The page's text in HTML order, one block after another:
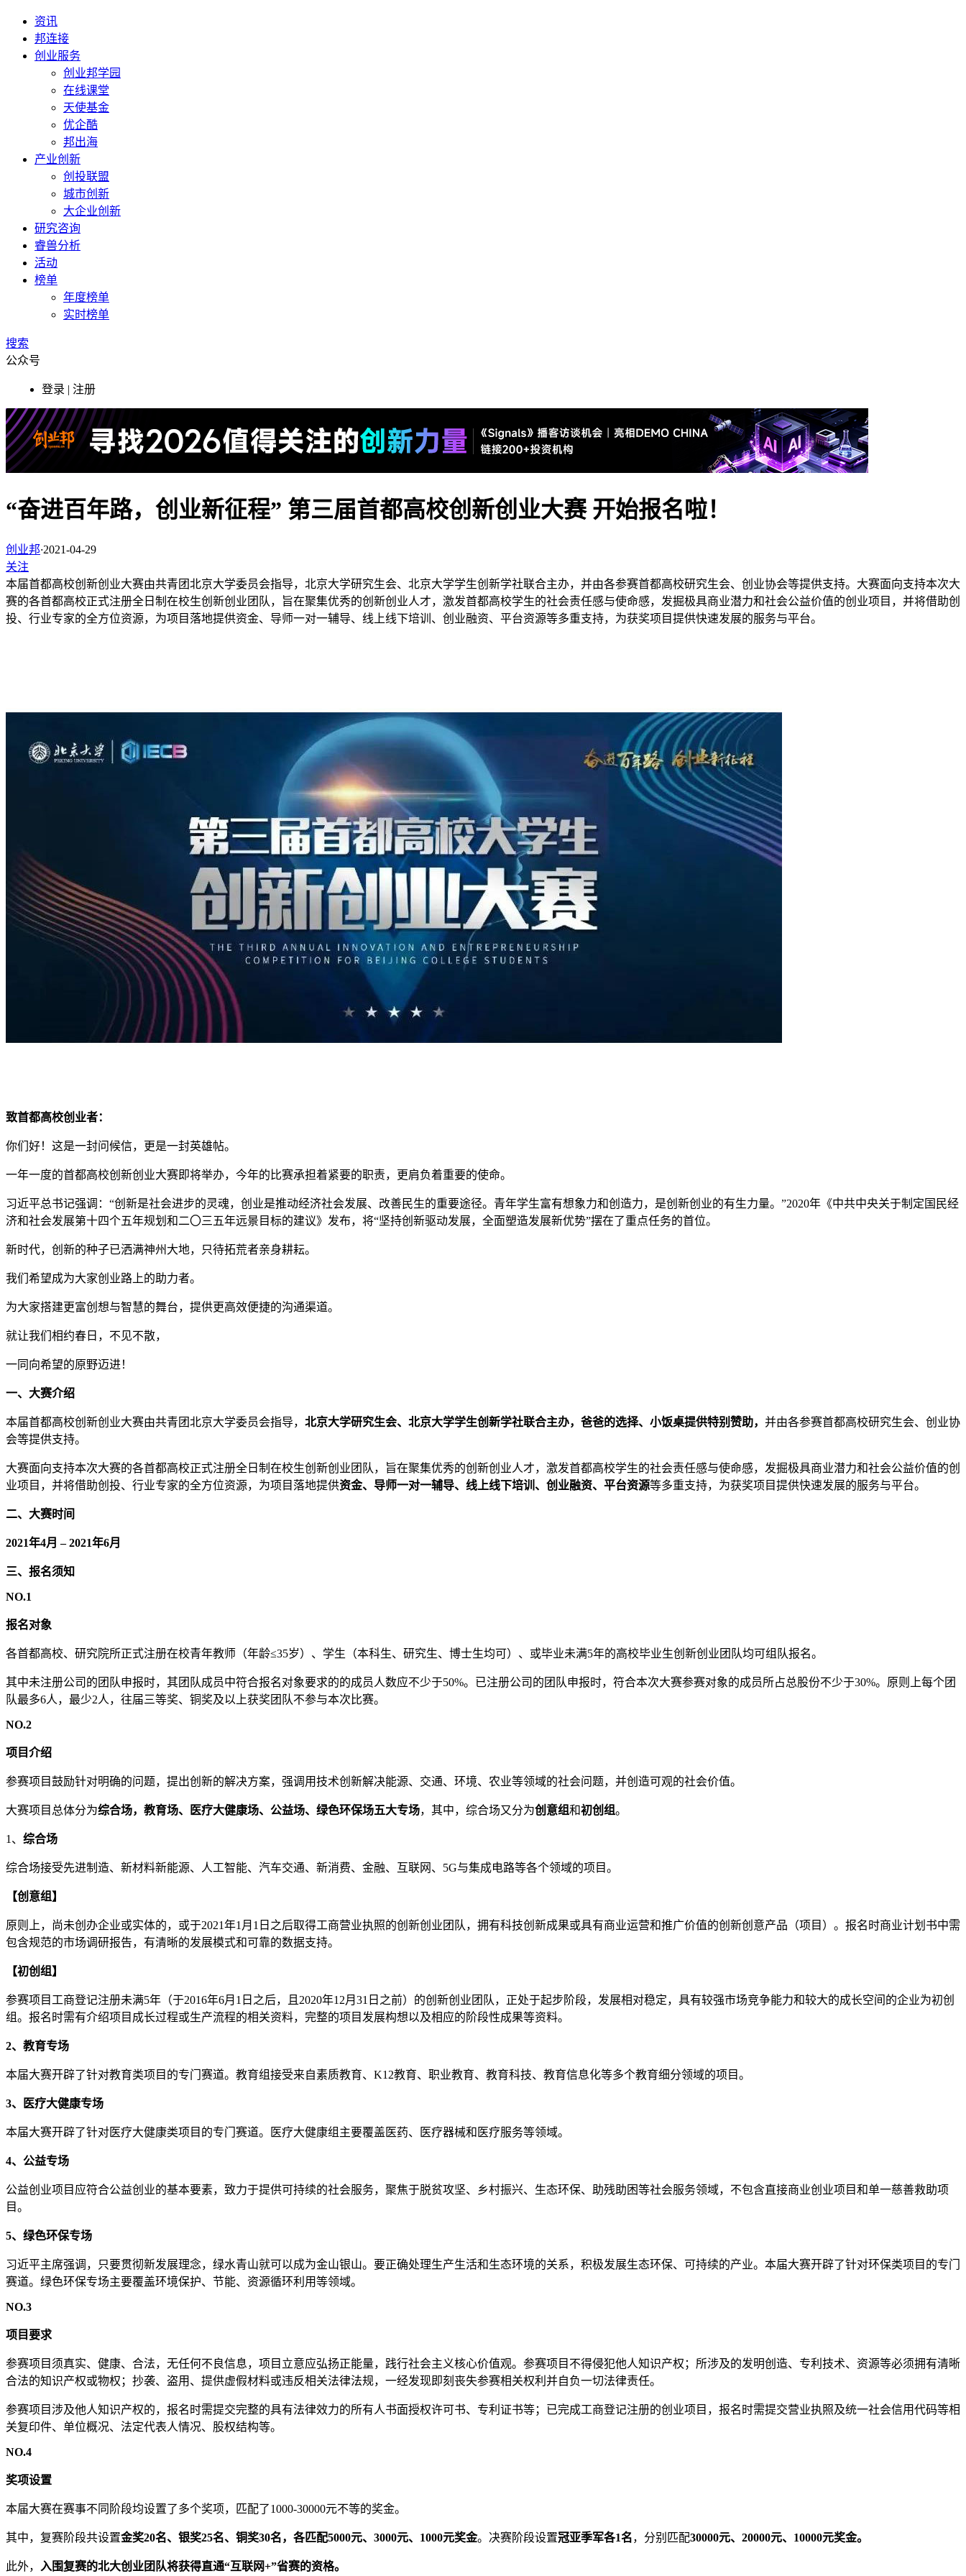
资讯
邦连接
创业服务
创业邦学园
在线课堂
天使基金
优企酷
邦出海
产业创新
创投联盟
城市创新
大企业创新
研究咨询
睿兽分析
活动
榜单
年度榜单
实时榜单
搜索
公众号
登录 | 注册
“奋进百年路，创业新征程” 第三届首都高校创新创业大赛 开始报名啦！
创业邦·2021-04-29
关注
本届首都高校创新创业大赛由共青团北京大学委员会指导，北京大学研究生会、北京大学学生创新学社联合主办，并由各参赛首都高校研究生会、创业协会等提供支持。大赛面向支持本次大
赛的各首都高校正式注册全日制在校生创新创业团队，旨在聚集优秀的创新创业人才，激发首都高校学生的社会责任感与使命感，发掘极具商业潜力和社会公益价值的创业项目，并将借助创
投、行业专家的全方位资源，为项目落地提供资金、导师一对一辅导、线上线下培训、创业融资、平台资源等多重支持，为获奖项目提供快速发展的服务与平台。
致首都高校创业者：
你们好！这是一封问候信，更是一封英雄帖。
一年一度的首都高校创新创业大赛即将举办，今年的比赛承担着紧要的职责，更肩负着重要的使命。
习近平总书记强调：“创新是社会进步的灵魂，创业是推动经济社会发展、改善民生的重要途径。青年学生富有想象力和创造力，是创新创业的有生力量。”2020年《中共中央关于制定国民经
济和社会发展第十四个五年规划和二〇三五年远景目标的建议》发布，将“坚持创新驱动发展，全面塑造发展新优势”摆在了重点任务的首位。
新时代，创新的种子已洒满神州大地，只待拓荒者亲身耕耘。
我们希望成为大家创业路上的助力者。
为大家搭建更富创想与智慧的舞台，提供更高效便捷的沟通渠道。
就让我们相约春日，不见不散，
一同向希望的原野迈进！
一、大赛介绍
本届首都高校创新创业大赛由共青团北京大学委员会指导， 北京大学研究生会、北京大学学生创新学社联合主办，爸爸的选择、小饭桌提供特别赞助， 并由各参赛首都高校研究生会、创业协
会等提供支持。
大赛面向支持本次大赛的各首都高校正式注册全日制在校生创新创业团队，旨在聚集优秀的创新创业人才，激发首都高校学生的社会责任感与使命感，发掘极具商业潜力和社会公益价值的创
业项目，并将借助创投、行业专家的全方位资源，为项目落地提供资金、导师一对一辅导、线上线下培训、创业融资、平台资源等多重支持，为获奖项目提供快速发展的服务与平台。
二、大赛时间
2021年4月 – 2021年6月
三、报名须知
NO.1
报名对象
各首都高校、研究院所正式注册在校青年教师（年龄≤35岁）、学生（本科生、研究生、博士生均可）、或毕业未满5年的高校毕业生创新创业团队均可组队报名。
其中未注册公司的团队申报时，其团队成员中符合报名对象要求的的成员人数应不少于50%。已注册公司的团队申报时，符合本次大赛参赛对象的成员所占总股份不少于30%。原则上每个团
队最多6人，最少2人，往届三等奖、铜奖及以上获奖团队不参与本次比赛。
NO.2
项目介绍
参赛项目鼓励针对明确的问题，提出创新的解决方案，强调用技术创新解决能源、交通、环境、农业等领域的社会问题，并创造可观的社会价值。
大赛项目总体分为综合场，教育场、医疗大健康场、公益场、绿色环保场五大专场，其中，综合场又分为创意组和初创组。
1、 综合场
综合场接受先进制造、新材料新能源、人工智能、汽车交通、新消费、金融、互联网、5G与集成电路等各个领域的项目。
【创意组】
原则上，尚未创办企业或实体的，或于2021年1月1日之后取得工商营业执照的创新创业团队，拥有科技创新成果或具有商业运营和推广价值的创新创意产品（项目）。报名时商业计划书中需
包含规范的市场调研报告，有清晰的发展模式和可靠的数据支持。
【初创组】
参赛项目工商登记注册未满5年（于2016年6月1日之后，且2020年12月31日之前）的创新创业团队，正处于起步阶段，发展相对稳定，具有较强市场竞争能力和较大的成长空间的企业为初创
组。报名时需有介绍项目成长过程或生产流程的相关资料，完整的项目发展构想以及相应的阶段性成果等资料。
2、教育专场
本届大赛开辟了针对教育类项目的专门赛道。教育组接受来自素质教育、K12教育、职业教育、教育科技、教育信息化等多个教育细分领域的项目。
3、医疗大健康专场
本届大赛开辟了针对医疗大健康类项目的专门赛道。医疗大健康组主要覆盖医药、医疗器械和医疗服务等领域。
4、公益专场
公益创业项目应符合公益创业的基本要素，致力于提供可持续的社会服务，聚焦于脱贫攻坚、乡村振兴、生态环保、助残助困等社会服务领域，不包含直接商业创业项目和单一慈善救助项
目。
5、绿色环保专场
习近平主席强调，只要贯彻新发展理念，绿水青山就可以成为金山银山。要正确处理生产生活和生态环境的关系，积极发展生态环保、可持续的产业。本届大赛开辟了针对环保类项目的专门
赛道。绿色环保专场主要覆盖环境保护、节能、资源循环利用等领域。
NO.3
项目要求
参赛项目须真实、健康、合法，无任何不良信息，项目立意应弘扬正能量，践行社会主义核心价值观。参赛项目不得侵犯他人知识产权；所涉及的发明创造、专利技术、资源等必须拥有清晰
合法的知识产权或物权；抄袭、盗用、提供虚假材料或违反相关法律法规，一经发现即刻丧失参赛相关权利并自负一切法律责任。
参赛项目涉及他人知识产权的，报名时需提交完整的具有法律效力的所有人书面授权许可书、专利证书等；已完成工商登记注册的创业项目，报名时需提交营业执照及统一社会信用代码等相
关复印件、单位概况、法定代表人情况、股权结构等。
NO.4
奖项设置
本届大赛在赛事不同阶段均设置了多个奖项，匹配了1000-30000元不等的奖金。
其中，复赛阶段共设置金奖20名、银奖25名、铜奖30名，各匹配5000元、3000元、1000元奖金。决赛阶段设置冠亚季军各1名，分别匹配30000元、20000元、10000元奖金。
此外， 入围复赛的北大创业团队将获得直通“互联网+”省赛的资格。